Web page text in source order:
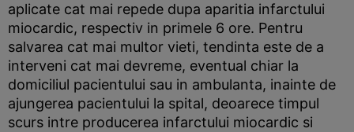
aplicate cat mai repede dupa aparitia infarctului
miocardic, respectiv in primele 6 ore. Pentru
salvarea cat mai multor vieti, tendinta este de a
interveni cat mai devreme, eventual chiar la
domiciliul pacientului sau in ambulanta, inainte de
ajungerea pacientului la spital, deoarece timpul
scurs intre producerea infarctului miocardic si